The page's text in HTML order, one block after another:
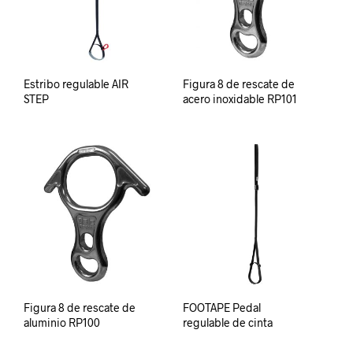
Estribo regulable AIR
STEP
Figura 8 de rescate de
acero inoxidable RP101
Figura 8 de rescate de
aluminio RP100
FOOTAPE Pedal
regulable de cinta